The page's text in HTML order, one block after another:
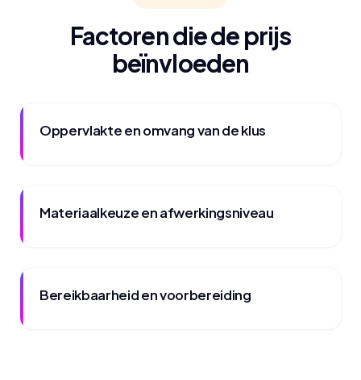
Factoren die de prijs
beïnvloeden
Oppervlakte en omvang van de klus
Materiaalkeuze en afwerkingsniveau
Bereikbaarheid en voorbereiding